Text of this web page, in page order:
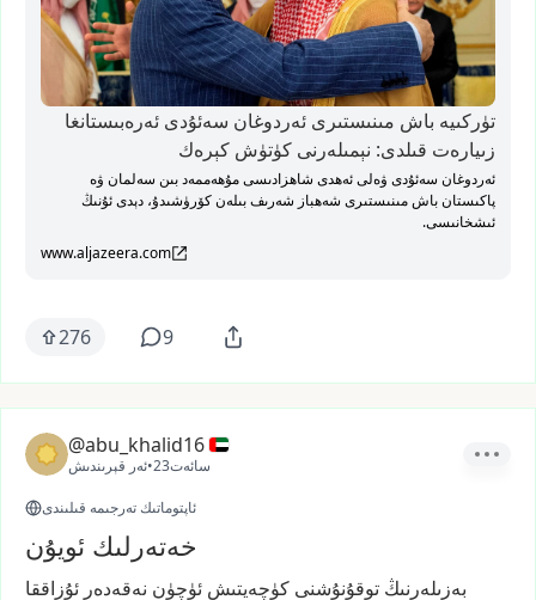
تۈركىيە باش مىنىستىرى ئەردوغان سەئۇدى ئەرەبىستانغا
زىيارەت قىلدى: نېمىلەرنى كۈتۈش كېرەك
ئەردوغان سەئۇدى ۋەلى ئەھدى شاھزادىسى مۇھەممەد بىن سەلمان ۋە
پاكىستان باش مىنىستىرى شەھباز شەرىف بىلەن كۆرۈشىدۇ، دېدى ئۇنىڭ
ئىشخانىسى.
www.aljazeera.com
276 9
@abu_khalid16
ئەر قېرىندىش• 23سائەت
ئاپتوماتىك تەرجىمە قىلىندى
خەتەرلىك ئويۇن
بەزىلەرنىڭ توقۇنۇشنى كۈچەيتىش ئۈچۈن نەقەدەر ئۇزاققا